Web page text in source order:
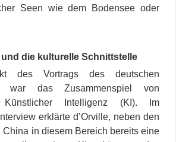
Seen wie dem Bodensee oder
und die kulturelle Schnittstelle
des Vortrags des deutschen
war das Zusammenspiel von
Intelligenz (KI). Im
erklärte d’Orville, neben den
China in diesem Bereich bereits eine